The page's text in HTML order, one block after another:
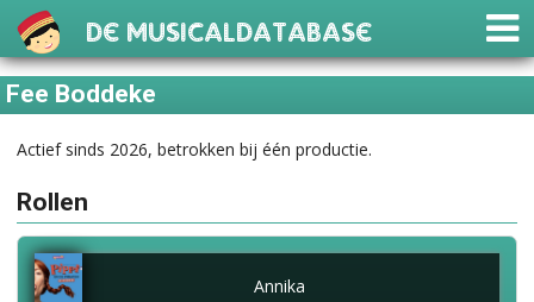
De Musicaldatabase
Fee Boddeke
Actief sinds 2026, betrokken bij één productie.
Rollen
Annika